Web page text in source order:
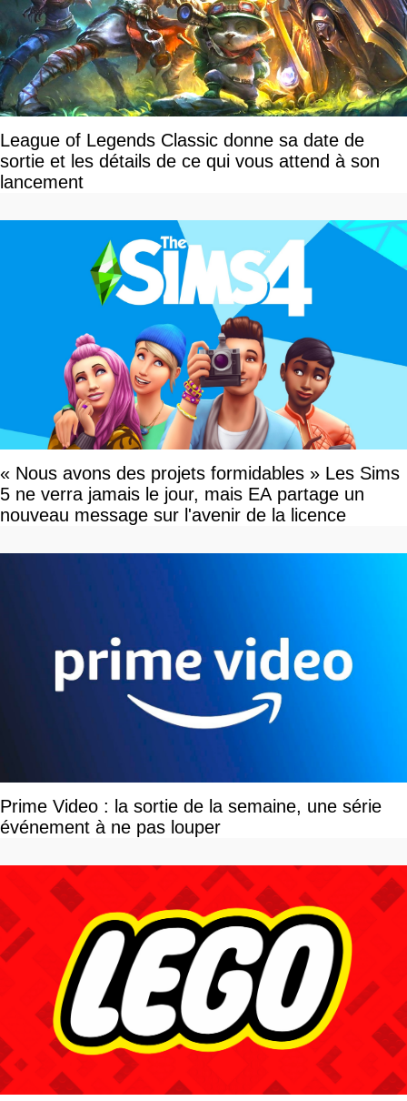
League of Legends Classic donne sa date de
sortie et les détails de ce qui vous attend à son
lancement
« Nous avons des projets formidables » Les Sims
5 ne verra jamais le jour, mais EA partage un
nouveau message sur l'avenir de la licence
Prime Video : la sortie de la semaine, une série
événement à ne pas louper